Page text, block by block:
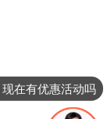
现在有优惠活动吗